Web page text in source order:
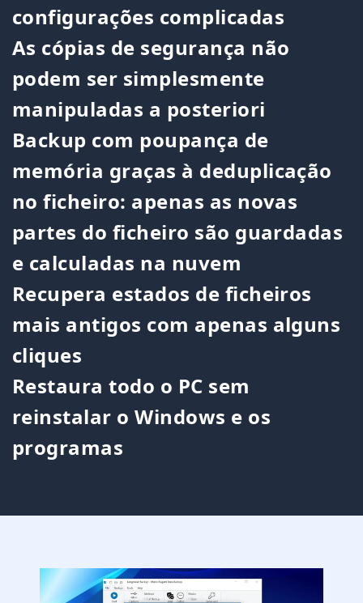
configurações complicadas
As cópias de segurança não
podem ser simplesmente
manipuladas a posteriori
Backup com poupança de
memória graças à deduplicação
no ficheiro: apenas as novas
partes do ficheiro são guardadas
e calculadas na nuvem
Recupera estados de ficheiros
mais antigos com apenas alguns
cliques
Restaura todo o PC sem
reinstalar o Windows e os
programas